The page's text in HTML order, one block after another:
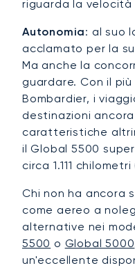
riguarda la velocità
Autonomia: al suo
acclamato per la
Ma anche la
guardare. Con il
Bombardier, i
destinazioni
caratteristiche
il Global 5500
circa 1.111
Chi non ha ancora
come aereo a
alternative nei
5500 o Global 5000
un'eccellente